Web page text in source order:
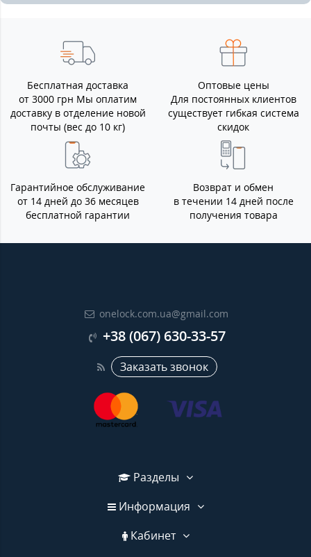
Бесплатная доставка
от 3000 грн Мы оплатим
доставку в отделение новой
почты (вес до 10 кг)
Оптовые цены
Для постоянных клиентов
существует гибкая система
скидок
Гарантийное обслуживание
от 14 дней до 36 месяцев
бесплатной гарантии
Возврат и обмен
в течении 14 дней после
получения товара
onelock.com.ua@gmail.com
+38 (067) 630-33-57
Заказать звонок
Разделы
Информация
Кабинет